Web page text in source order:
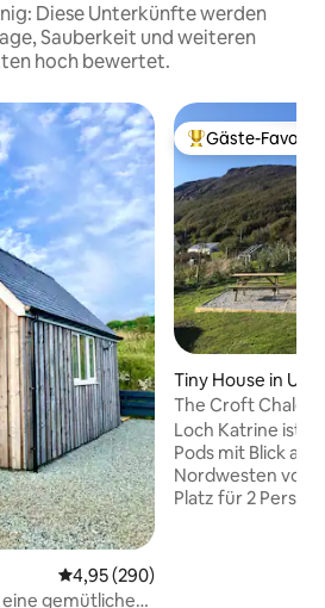
Diese Unterkünfte werden
Sauberkeit und weiteren
hoch bewertet.
Durchschnittliche Bewertung:
4,95 (290)
gemütliche
Beliebter Gäste-
Gäste-Favorit
Tiny House in Uig
The Croft Chalet
Schlafnische 2
Loch Katrine ist
Pods mit Blick auf
Nordwesten von Skye. Der
Platz für 2